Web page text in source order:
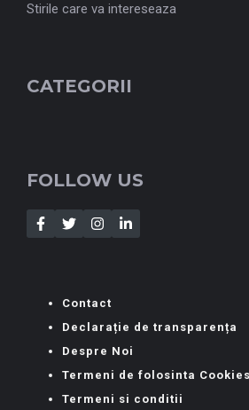
Stirile care va intereseaza
CATEGORII
FOLLOW US
Contact
Declarație de transparența
Despre Noi
Termeni de folosinta Cookies
Termeni si conditii